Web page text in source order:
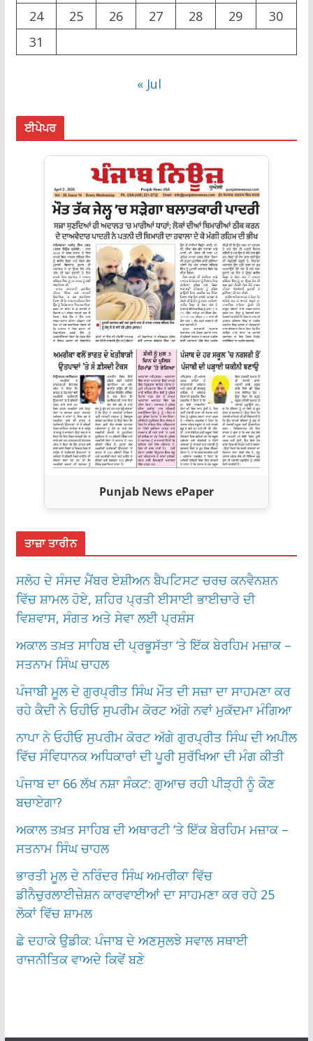
24
25 26 27 28 29
30
31
« Jul
ਈਪੇਪਰ
Punjab News ePaper
ਤਾਜ਼ਾ ਤਾਰੀਨ
ਸਲੋਹ ਦੇ ਸੰਸਦ ਮੈਂਬਰ ਏਸ਼ੀਅਨ ਬੈਪਟਿਸਟ ਚਰਚ ਕਨਵੈਨਸ਼ਨ
ਵਿੱਚ ਸ਼ਾਮਲ ਹੋਏ, ਸ਼ਹਿਰ ਪ੍ਰਤੀ ਈਸਾਈ ਭਾਈਚਾਰੇ ਦੀ
ਵਿਸ਼ਵਾਸ, ਸੰਗਤ ਅਤੇ ਸੇਵਾ ਲਈ ਪ੍ਰਸ਼ੰਸ
ਅਕਾਲ ਤਖ਼ਤ ਸਾਹਿਬ ਦੀ ਪ੍ਰਭੂਸੱਤਾ ‘ਤੇ ਇੱਕ ਬੇਰਹਿਮ ਮਜ਼ਾਕ –
ਸਤਨਾਮ ਸਿੰਘ ਚਾਹਲ
ਪੰਜਾਬੀ ਮੂਲ ਦੇ ਗੁਰਪ੍ਰੀਤ ਸਿੰਘ ਮੌਤ ਦੀ ਸਜ਼ਾ ਦਾ ਸਾਹਮਣਾ ਕਰ
ਰਹੇ ਕੈਦੀ ਨੇ ਓਹੀਓ ਸੁਪਰੀਮ ਕੋਰਟ ਅੱਗੇ ਨਵਾਂ ਮੁਕੱਦਮਾ ਮੰਗਿਆ
ਨਾਪਾ ਨੇ ਓਹੀਓ ਸੁਪਰੀਮ ਕੋਰਟ ਅੱਗੇ ਗੁਰਪ੍ਰੀਤ ਸਿੰਘ ਦੀ ਅਪੀਲ
ਵਿੱਚ ਸੰਵਿਧਾਨਕ ਅਧਿਕਾਰਾਂ ਦੀ ਪੂਰੀ ਸੁਰੱਖਿਆ ਦੀ ਮੰਗ ਕੀਤੀ
ਪੰਜਾਬ ਦਾ 66 ਲੱਖ ਨਸ਼ਾ ਸੰਕਟ: ਗੁਆਚ ਰਹੀ ਪੀੜ੍ਹੀ ਨੂੰ ਕੌਣ
ਬਚਾਏਗਾ?
ਅਕਾਲ ਤਖ਼ਤ ਸਾਹਿਬ ਦੀ ਅਥਾਰਟੀ ‘ਤੇ ਇੱਕ ਬੇਰਹਿਮ ਮਜ਼ਾਕ –
ਸਤਨਾਮ ਸਿੰਘ ਚਾਹਲ
ਭਾਰਤੀ ਮੂਲ ਦੇ ਨਰਿੰਦਰ ਸਿੰਘ ਅਮਰੀਕਾ ਵਿੱਚ
ਡੀਨੈਚੁਰਲਾਈਜ਼ੇਸ਼ਨ ਕਾਰਵਾਈਆਂ ਦਾ ਸਾਹਮਣਾ ਕਰ ਰਹੇ 25
ਲੋਕਾਂ ਵਿੱਚ ਸ਼ਾਮਲ
ਛੇ ਦਹਾਕੇ ਉਡੀਕ: ਪੰਜਾਬ ਦੇ ਅਣਸੁਲਝੇ ਸਵਾਲ ਸਥਾਈ
ਰਾਜਨੀਤਿਕ ਵਾਅਦੇ ਕਿਵੇਂ ਬਣੇ